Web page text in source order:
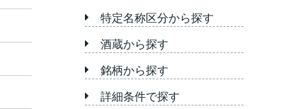
特定名称区分から探す
酒蔵から探す
銘柄から探す
詳細条件で探す